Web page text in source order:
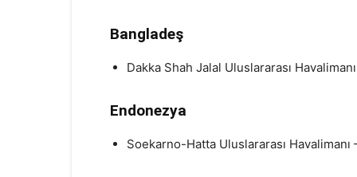
Bangladeş
Dakka Shah Jalal Uluslararası
Endonezya
Soekarno-Hatta Uluslararası